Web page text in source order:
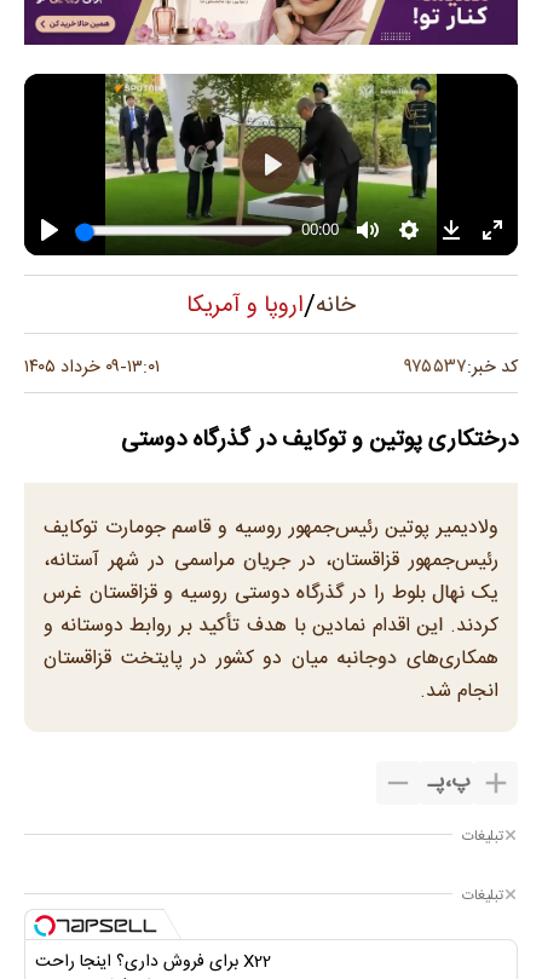
خانه/اروپا و آمریکا
کد خبر:۹۷۵۵۳۷ ۱۳:۰۱-۰۹ خرداد ۱۴۰۵
درختکاری پوتین و توکایف در گذرگاه دوستی
ولادیمیر پوتین رئیس‌جمهور روسیه و قاسم جومارت توکایف
رئیس‌جمهور قزاقستان، در جریان مراسمی در شهر آستانه،
یک نهال بلوط را در گذرگاه دوستی روسیه و قزاقستان غرس
کردند. این اقدام نمادین با هدف تأکید بر روابط دوستانه و
همکاری‌های دوجانبه میان دو کشور در پایتخت قزاقستان
انجام شد.
پ،پـ
تبلیغات
تبلیغات
X22 برای فروش داری؟ اینجا راحت